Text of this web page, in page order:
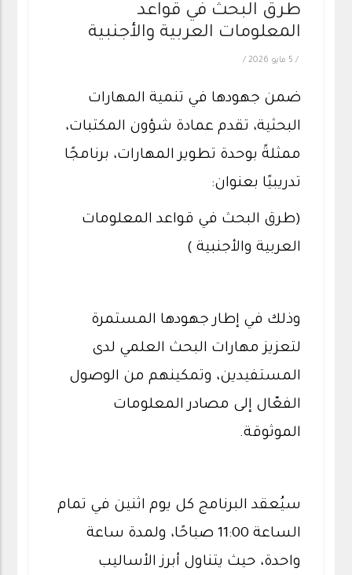
طرق البحث في قواعد
المعلومات العربية والأجنبية
/ 5 مايو 2026 /
ضمن جهودها في تنمية المهارات
البحثية، تقدم عمادة شؤون المكتبات،
ممثلةً بوحدة تطوير المهارات، برنامجًا
تدريبيًا بعنوان:
(طرق البحث في قواعد المعلومات
العربية والأجنبية )
وذلك في إطار جهودها المستمرة
لتعزيز مهارات البحث العلمي لدى
المستفيدين، وتمكينهم من الوصول
الفعّال إلى مصادر المعلومات
الموثوقة.
سيُعقد البرنامج كل يوم اثنين في تمام
الساعة 11:00 صباحًا، ولمدة ساعة
واحدة، حيث يتناول أبرز الأساليب